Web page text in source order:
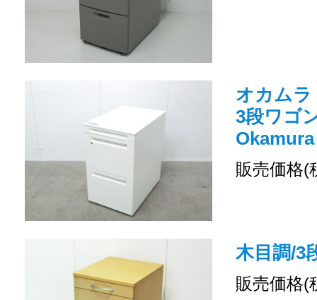
オカム
3段ワゴ
Okamura
販売価格(
木目調/3
販売価格(